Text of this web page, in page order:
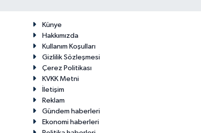
Künye
Hakkımızda
Kullanım Koşulları
Gizlilik Sözleşmesi
Çerez Politikası
KVKK Metni
İletişim
Reklam
Gündem haberleri
Ekonomi haberleri